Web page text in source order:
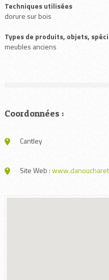
Techniques utilisées
dorure sur bois
Types de produits, objets,
meubles anciens
Coordonnées :
Cantley
Site Web :